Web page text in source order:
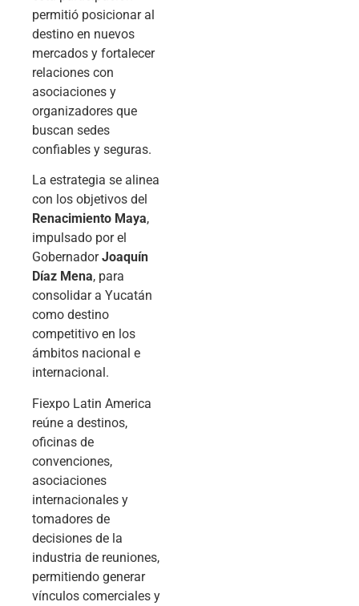
permitió posicionar al
destino en nuevos
mercados y fortalecer
relaciones con
asociaciones y
organizadores que
buscan sedes
confiables y seguras.
La estrategia se alinea
con los objetivos del
Renacimiento Maya,
impulsado por el
GobernadorJoaquín
Díaz Mena, para
consolidar a Yucatán
como destino
competitivo en los
ámbitos nacional e
internacional.
Fiexpo Latin America
reúne a destinos,
oficinas de
convenciones,
asociaciones
internacionales y
tomadores de
decisiones de la
industria de reuniones,
permitiendo generar
vínculos comerciales y